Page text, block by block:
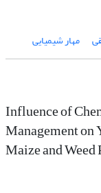
مهار شیمیایی
Influence of
Management
Maize and